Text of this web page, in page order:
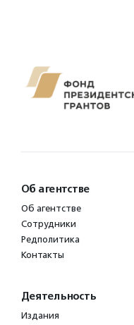
Об агентстве
Об агентстве
Сотрудники
Редполитика
Контакты
Деятельность
Издания